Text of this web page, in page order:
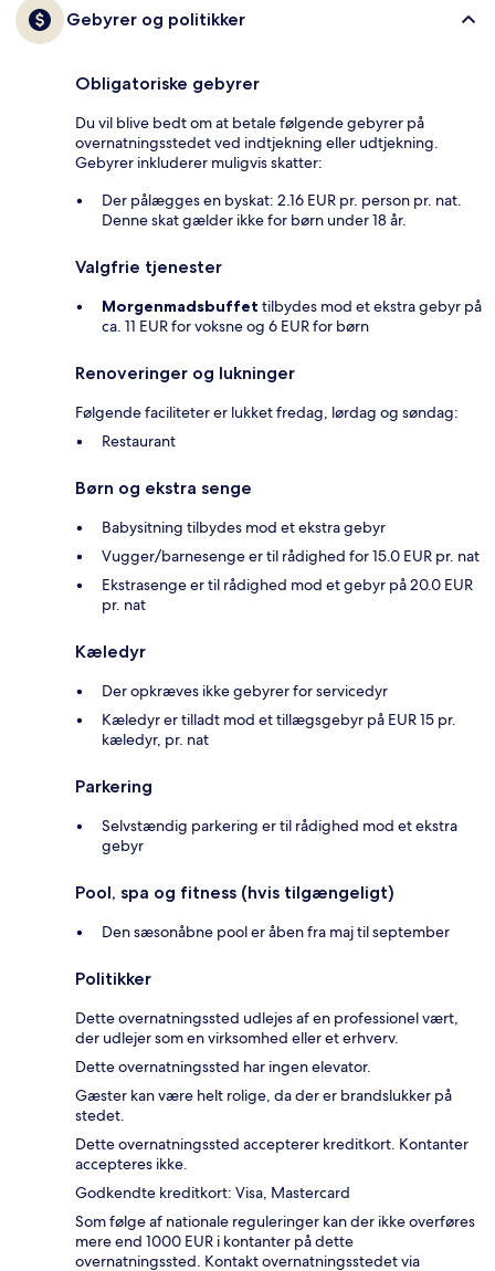
Gebyrer og politikker
Obligatoriske gebyrer
Du vil blive bedt om at betale følgende gebyrer på
overnatningsstedet ved indtjekning eller udtjekning.
Gebyrer inkluderer muligvis skatter:
Der pålægges en byskat: 2.16 EUR pr. person pr. nat.
Denne skat gælder ikke for børn under 18 år.
Valgfrie tjenester
Morgenmadsbuffet tilbydes mod et ekstra gebyr på
ca. 11 EUR for voksne og 6 EUR for børn
Renoveringer og lukninger
Følgende faciliteter er lukket fredag, lørdag og søndag:
Restaurant
Børn og ekstra senge
Babysitning tilbydes mod et ekstra gebyr
Vugger/barnesenge er til rådighed for 15.0 EUR pr. nat
Ekstrasenge er til rådighed mod et gebyr på 20.0 EUR
pr. nat
Kæledyr
Der opkræves ikke gebyrer for servicedyr
Kæledyr er tilladt mod et tillægsgebyr på EUR 15 pr.
kæledyr, pr. nat
Parkering
Selvstændig parkering er til rådighed mod et ekstra
gebyr
Pool, spa og fitness (hvis tilgængeligt)
Den sæsonåbne pool er åben fra maj til september
Politikker
Dette overnatningssted udlejes af en professionel vært,
der udlejer som en virksomhed eller et erhverv.
Dette overnatningssted har ingen elevator.
Gæster kan være helt rolige, da der er brandslukker på
stedet.
Dette overnatningssted accepterer kreditkort. Kontanter
accepteres ikke.
Godkendte kreditkort: Visa, Mastercard
Som følge af nationale reguleringer kan der ikke overføres
mere end 1000 EUR i kontanter på dette
overnatningssted. Kontakt overnatningsstedet via